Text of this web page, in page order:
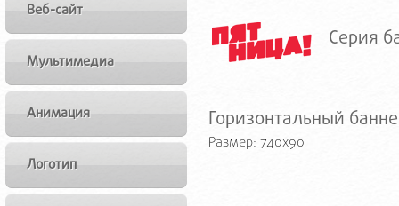
Веб-сайт
Мультимедиа
Анимация
Логотип
Серия
Горизонтальный
Размер: 740x90